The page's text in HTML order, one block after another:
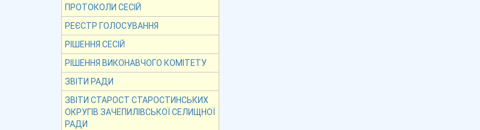
ПРОТОКОЛИ СЕСІЙ
РЕЄСТР ГОЛОСУВАННЯ
РІШЕННЯ СЕСІЙ
РІШЕННЯ ВИКОНАВЧОГО КОМІТЕТУ
ЗВІТИ РАДИ
ЗВІТИ СТАРОСТ СТАРОСТИНСЬКИХ
ОКРУГІВ ЗАЧЕПИЛІВСЬКОЇ СЕЛИЩНОЇ
РАДИ